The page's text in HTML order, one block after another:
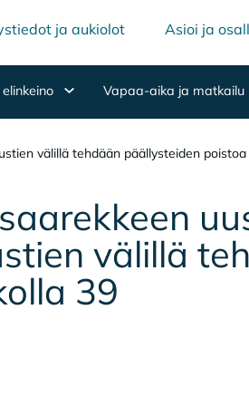
ja aukiolot Asioi ja
Vapaa-aika ja matkailu
välillä tehdään päällysteiden
vä­lil­lä
39